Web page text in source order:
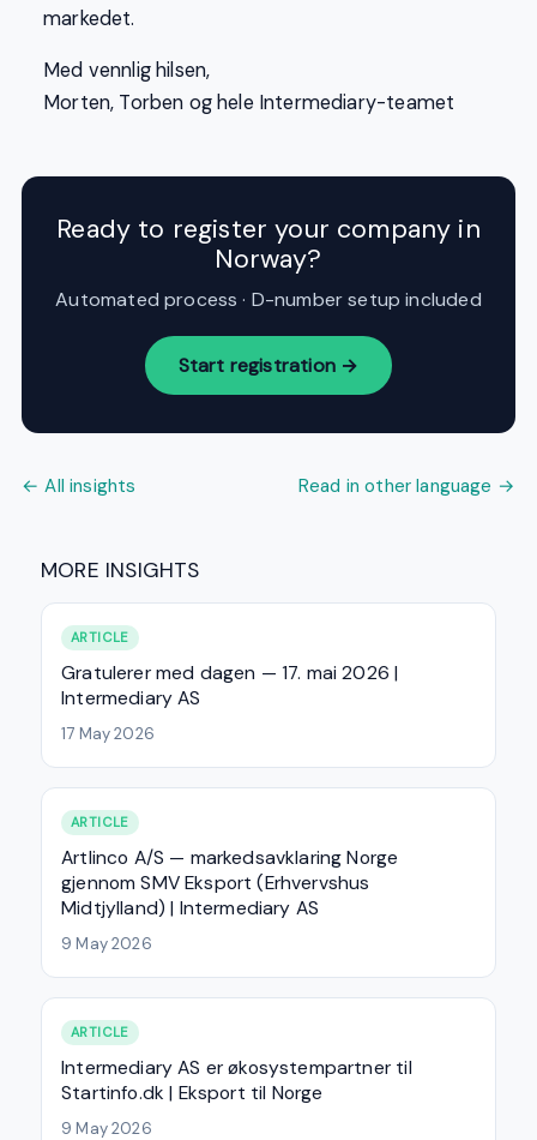
markedet.
Med vennlig hilsen,
Morten, Torben og hele Intermediary-teamet
Ready to register your company in
Norway?
Automated process · D-number setup included
Start registration →
← All insights Read in other language →
MORE INSIGHTS
ARTICLE
Gratulerer med dagen — 17. mai 2026 |
Intermediary AS
17 May 2026
ARTICLE
Artlinco A/S — markedsavklaring Norge
gjennom SMV Eksport (Erhvervshus
Midtjylland) | Intermediary AS
9 May 2026
ARTICLE
Intermediary AS er økosystempartner til
Startinfo.dk | Eksport til Norge
9 May 2026